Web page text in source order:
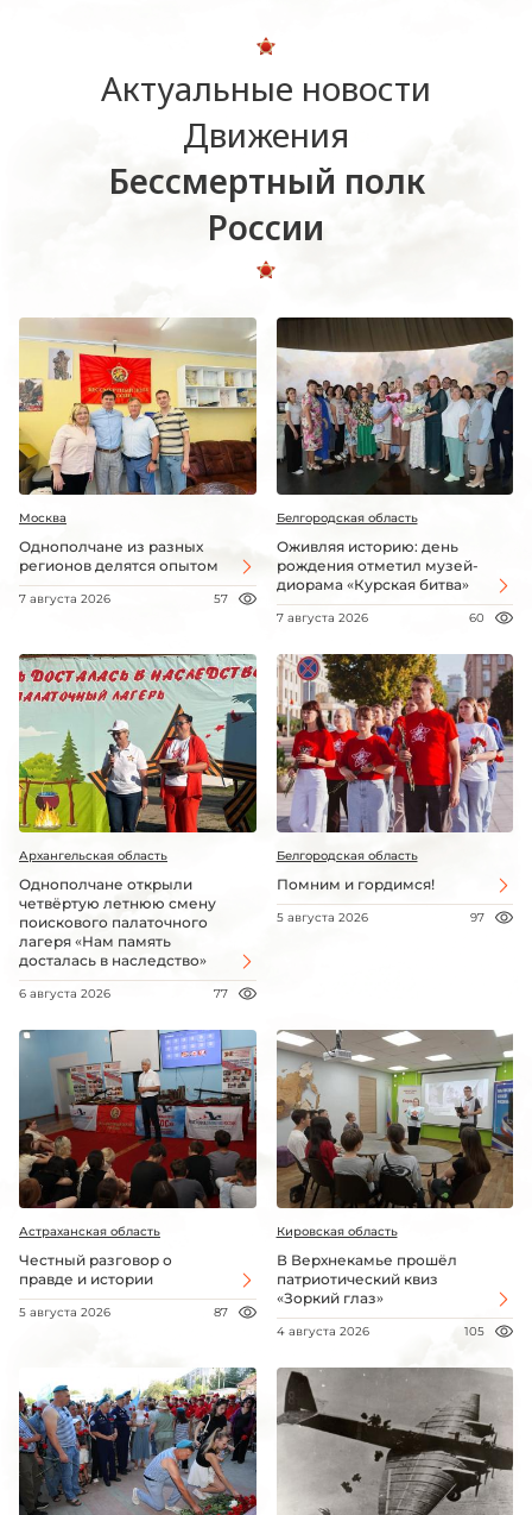
Актуальные новости
Движения
Бессмертный полк
России
Москва
Однополчане из разных
регионов делятся опытом
7 августа 2026 57
Белгородская область
Оживляя историю: день
рождения отметил музей-
диорама «Курская битва»
7 августа 2026 60
Архангельская область
Однополчане открыли
четвёртую летнюю смену
поискового палаточного
лагеря «Нам память
досталась в наследство»
6 августа 2026 77
Белгородская область
Помним и гордимся!
5 августа 2026 97
Астраханская область
Честный разговор о
правде и истории
5 августа 2026 87
Кировская область
В Верхнекамье прошёл
патриотический квиз
«Зоркий глаз»
4 августа 2026 105